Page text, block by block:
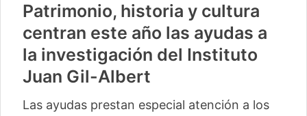
Patrimonio, historia y cultura
centran este año las ayudas a
la investigación del Instituto
Juan Gil-Albert
Las ayudas prestan especial atención a los